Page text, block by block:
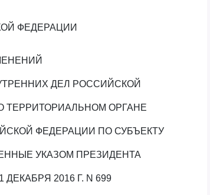
ФЕДЕРАЦИИ
ДЕЛ РОССИЙСКОЙ
ОРГАНЕ
ФЕДЕРАЦИИ ПО СУБЪЕКТУ
УКАЗОМ ПРЕЗИДЕНТА
2016 Г. N 699